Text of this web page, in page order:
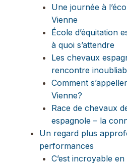
Une journée à
Vienne
École d’équitation
à quoi s’attendre
Les chevaux
rencontre
Comment
Vienne?
Race de chevaux
espagnole – la
Un regard plus
performances
C’est incroyable